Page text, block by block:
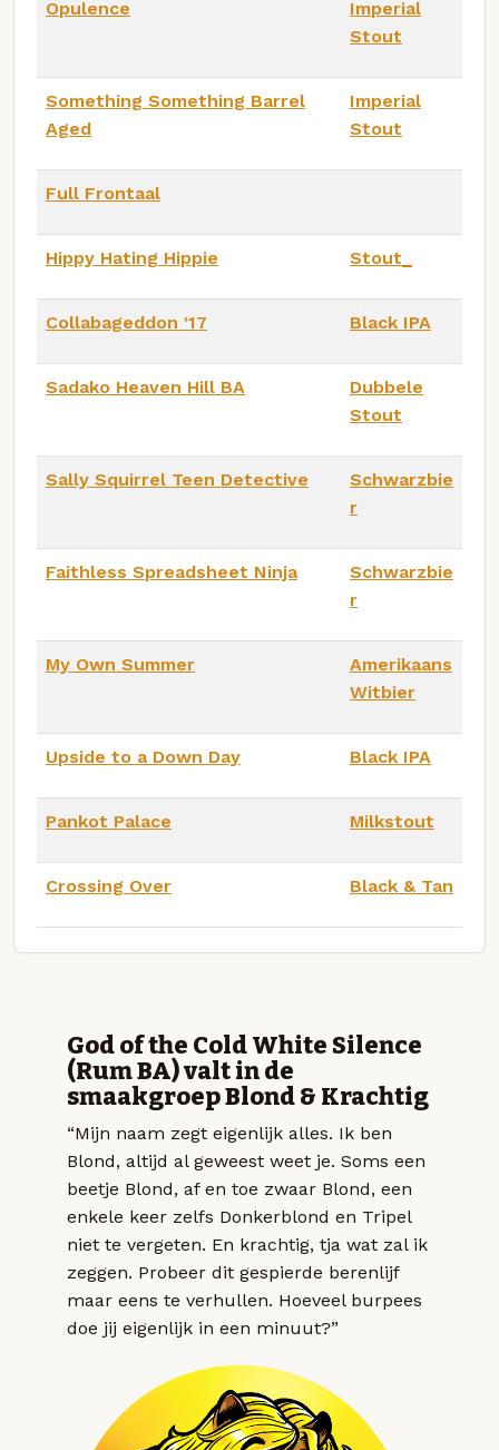
Opulence
Imperial
Stout
Something Something Barrel
Aged
Imperial
Stout
Full Frontaal
Hippy Hating Hippie Stout_
Collabageddon '17 Black IPA
Sadako Heaven Hill BA
Dubbele
Stout
Sally Squirrel Teen Detective
Schwarzbie
r
Faithless Spreadsheet Ninja
Schwarzbie
r
My Own Summer
Amerikaans
Witbier
Upside to a Down Day Black IPA
Pankot Palace Milkstout
Crossing Over Black & Tan
God of the Cold White Silence
(Rum BA) valt in de
smaakgroep Blond & Krachtig
“Mijn naam zegt eigenlijk alles. Ik ben
Blond, altijd al geweest weet je. Soms een
beetje Blond, af en toe zwaar Blond, een
enkele keer zelfs Donkerblond en Tripel
niet te vergeten. En krachtig, tja wat zal ik
zeggen. Probeer dit gespierde berenlijf
maar eens te verhullen. Hoeveel burpees
doe jij eigenlijk in een minuut?”